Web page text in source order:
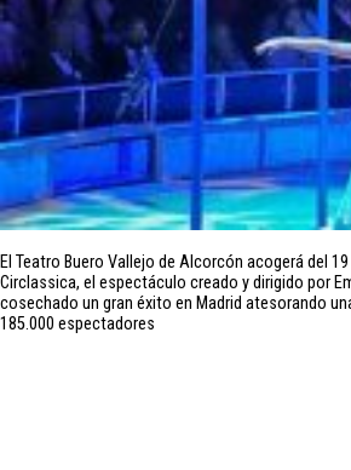
El Teatro Buero Vallejo de Alcorcón acogerá del
Circlassica, el espectáculo creado y dirigido por
cosechado un gran éxito en Madrid atesorando
185.000 espectadores